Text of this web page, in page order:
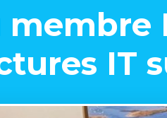
membre
IT